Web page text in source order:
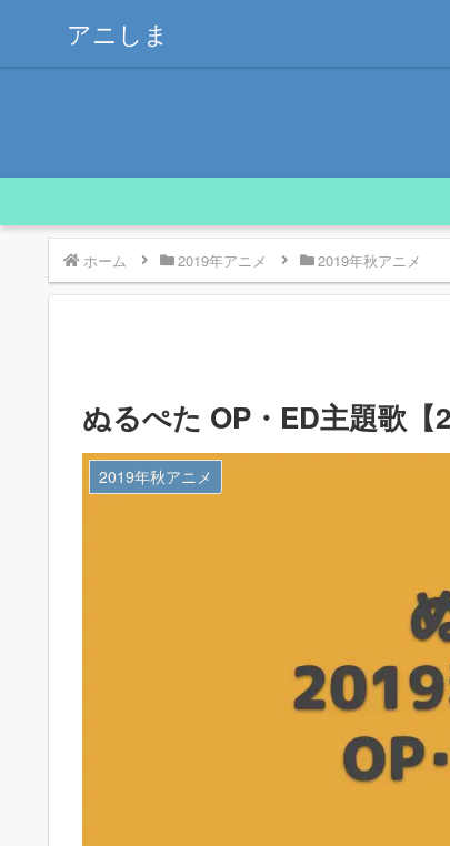
アニしま
ホーム 2019年アニメ 2019年秋アニメ
ぬるぺた OP・ED主題歌【
2019年秋アニメ